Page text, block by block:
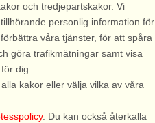
Norjeboke
4 personer, 32 m²
120 m till sjö/hav:.
Mycket fräscht rymligt boende,
trots liten yta. På ägarens tomt
Boke sommarstug område.
och tredjepartskakor. Vi
personlig information för
våra tjänster, för att spåra
göra trafikmätningar samt visa
dig.
kakor eller välja vilka av våra
. Du kan också återkalla